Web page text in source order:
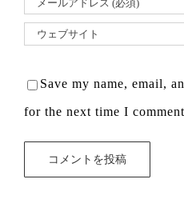
Save my name, email,
for the next time I